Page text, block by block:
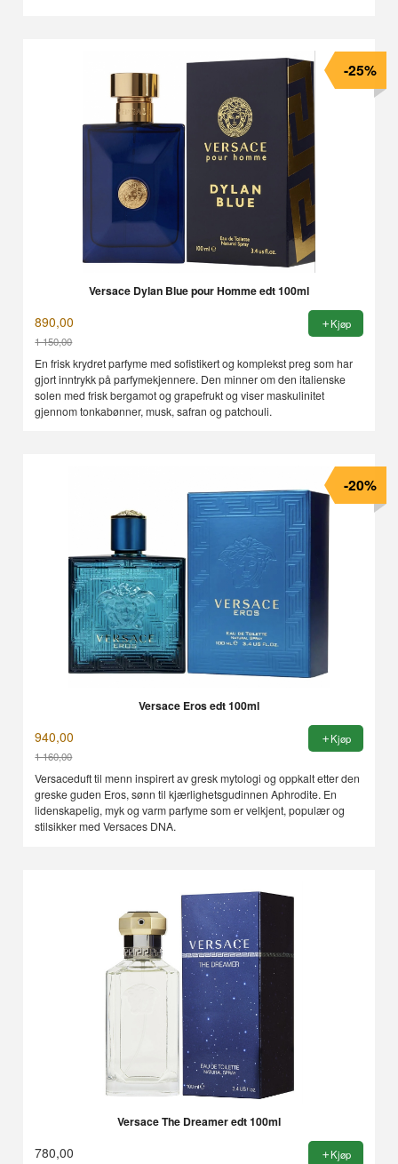
Versace Dylan Blue pour Homme edt 100ml
890,00
1 150,00
Rabatt
-25%
Kjøp
En frisk krydret parfyme med sofistikert og komplekst preg som har
gjort inntrykk på parfymekjennere. Den minner om den italienske
solen med frisk bergamot og grapefrukt og viser maskulinitet
gjennom tonkabønner, musk, safran og patchouli.
Versace Eros edt 100ml
940,00
1 160,00
Rabatt
-20%
Kjøp
Versaceduft til menn inspirert av gresk mytologi og oppkalt etter den
greske guden Eros, sønn til kjærlighetsgudinnen Aphrodite. En
lidenskapelig, myk og varm parfyme som er velkjent, populær og
stilsikker med Versaces DNA.
Versace The Dreamer edt 100ml
780,00 Kjøp